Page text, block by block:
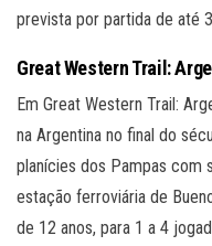
prevista por partida de até
Great Western Trail:
Em Great Western Trail:
na Argentina no final do
planícies dos Pampas com
estação ferroviária de
de 12 anos, para 1 a 4